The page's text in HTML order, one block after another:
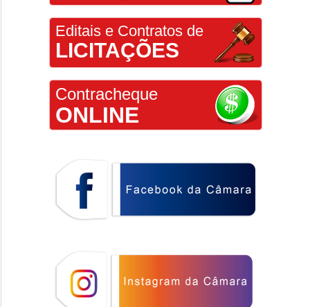
Editais e Contratos de
LICITAÇÕES
Contracheque
ONLINE